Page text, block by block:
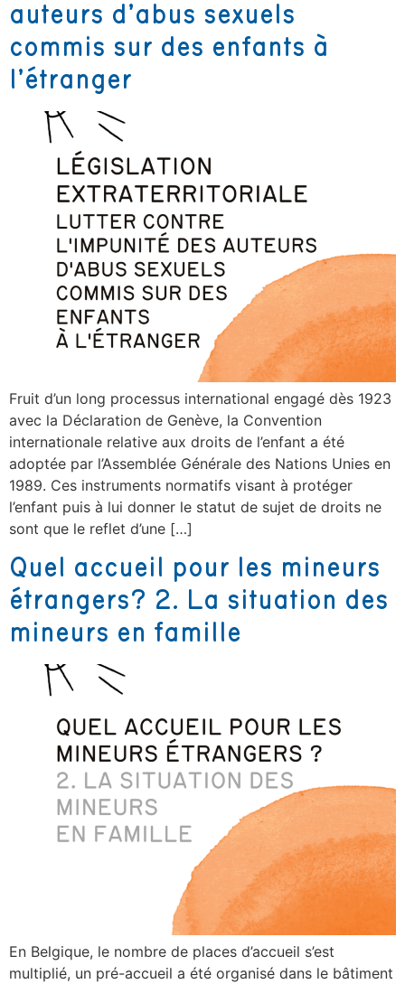
auteurs d’abus sexuels
commis sur des enfants à
l’étranger
Fruit d’un long processus international engagé dès 1923
avec la Déclaration de Genève, la Convention
internationale relative aux droits de l’enfant a été
adoptée par l’Assemblée Générale des Nations Unies en
1989. Ces instruments normatifs visant à protéger
l’enfant puis à lui donner le statut de sujet de droits ne
sont que le reflet d’une […]
Quel accueil pour les mineurs
étrangers? 2. La situation des
mineurs en famille
En Belgique, le nombre de places d’accueil s’est
multiplié, un pré-accueil a été organisé dans le bâtiment